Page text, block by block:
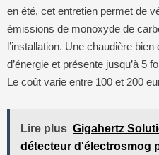
en été, cet entretien permet de
émissions de monoxyde de
l’installation. Une chaudière
d’énergie et présente jusqu’à 5
Le coût varie entre 100 et 200
Lire plus Gigahertz
détecteur d'électrosmog